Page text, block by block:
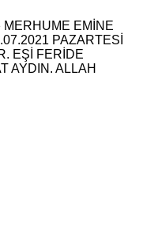
EMİNE
PAZARTESİ
EŞİ FERİDE
AYDIN. ALLAH